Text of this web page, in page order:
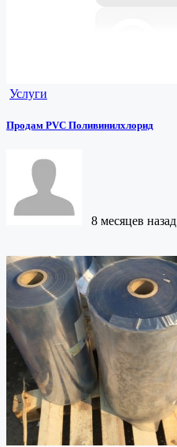
Услуги
Продам PVC Поливинилхлорид
8 месяцев назад